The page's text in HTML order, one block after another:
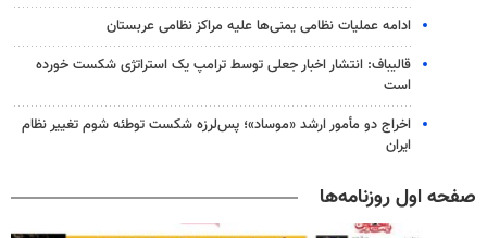
ادامه عملیات نظامی یمنی‌ها علیه مراکز نظامی عربستان
قالیباف: انتشار اخبار جعلی توسط ترامپ یک استراتژی شکست خورده
است
اخراج دو مأمور ارشد «موساد»؛ پس‌لرزه شکست توطئه شوم تغییر نظام
ایران
صفحه اول روزنامه‌ها